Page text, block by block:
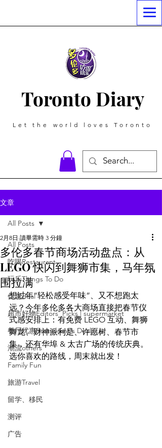
Toronto Diary
Let the world loves Toronto
文章
All Posts
吃喝Restaurant
玩乐Things To Do
优惠deal
超市好物Editors' Picks | supermarket
餐厅优惠Restaurant's Deals
潮流others
Family Fun
旅游Travel
留学、移民
测评
广告
All Posts
多伦多春节商场活动盘点：从
LEGO 快闪到舞狮市集，马年氛
围拉满
2月8日 讀畢需時 3 分鐘
想过年“轻松感受年味”、又不想跑太
远？今年多伦多各大商场直接把春节仪
式感安排上：有免费 LEGO 互动、舞狮
舞龙、财神派利是、许愿树、春节市
集，还有华埠 & 太古广场的传统庆典。
选你喜欢的路线，周末就出发！